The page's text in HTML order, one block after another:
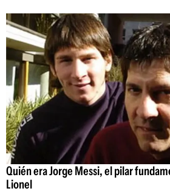
Quién era Jorge Messi, el pilar
Lionel